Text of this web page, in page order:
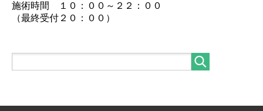
施術時間 １０：００～２２：００
（最終受付２０：００）